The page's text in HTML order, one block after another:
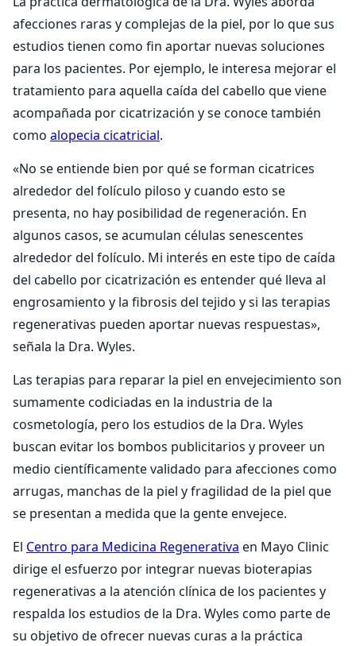
afecciones raras y complejas de la piel, por lo que sus
estudios tienen como fin aportar nuevas soluciones
para los pacientes. Por ejemplo, le interesa mejorar el
tratamiento para aquella caída del cabello que viene
acompañada por cicatrización y se conoce también
como alopecia cicatricial.
«No se entiende bien por qué se forman cicatrices
alrededor del folículo piloso y cuando esto se
presenta, no hay posibilidad de regeneración. En
algunos casos, se acumulan células senescentes
alrededor del folículo. Mi interés en este tipo de caída
del cabello por cicatrización es entender qué lleva al
engrosamiento y la fibrosis del tejido y si las terapias
regenerativas pueden aportar nuevas respuestas»,
señala la Dra. Wyles.
Las terapias para reparar la piel en envejecimiento son
sumamente codiciadas en la industria de la
cosmetología, pero los estudios de la Dra. Wyles
buscan evitar los bombos publicitarios y proveer un
medio científicamente validado para afecciones como
arrugas, manchas de la piel y fragilidad de la piel que
se presentan a medida que la gente envejece.
El Centro para Medicina Regenerativa en Mayo Clinic
dirige el esfuerzo por integrar nuevas bioterapias
regenerativas a la atención clínica de los pacientes y
respalda los estudios de la Dra. Wyles como parte de
su objetivo de ofrecer nuevas curas a la práctica